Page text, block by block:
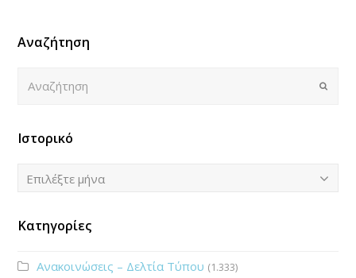
Αναζήτηση
Submit
Ιστορικό
Ιστορικό
Επιλέξτε μήνα
Κατηγορίες
Ανακοινώσεις – Δελτία Τύπου (1.333)